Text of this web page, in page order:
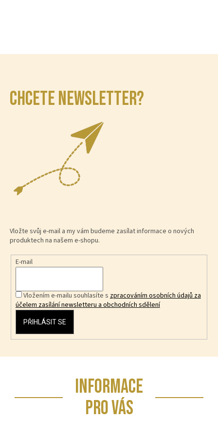
CHCETE NEWSLETTER?
Vložte svůj e-mail a my vám budeme zasílat informace o nových
produktech na našem e-shopu.
E-mail
Vložením e-mailu souhlasíte s zpracováním osobních údajů za
účelem zasílání newsletteru a obchodních sdělení
PŘIHLÁSIT SE
INFORMACE
PRO VÁS